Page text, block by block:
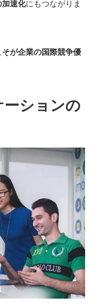
加速化にもつながりま
が企業の国際競争優
ションの